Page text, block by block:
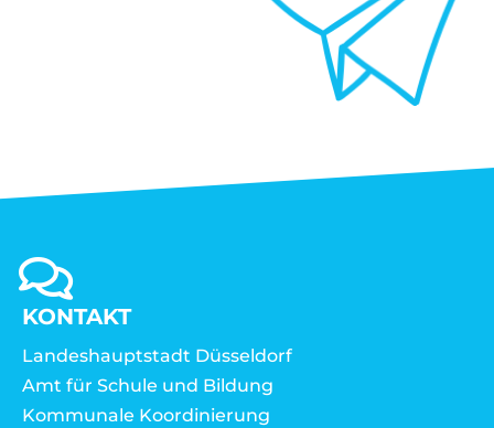
KONTAKT
Landeshauptstadt Düsseldorf
Amt für Schule und Bildung
Kommunale Koordinierung